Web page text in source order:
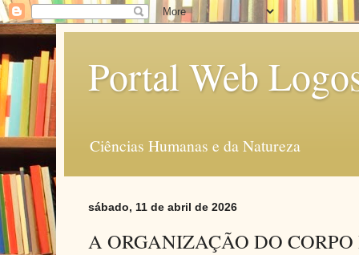
Portal Web
Ciências Humanas e da Natureza
sábado, 11 de abril de 2026
A ORGANIZAÇÃO DO